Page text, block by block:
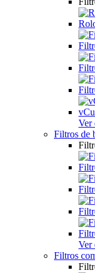
Ver
Filtros de
Ver
Filtros